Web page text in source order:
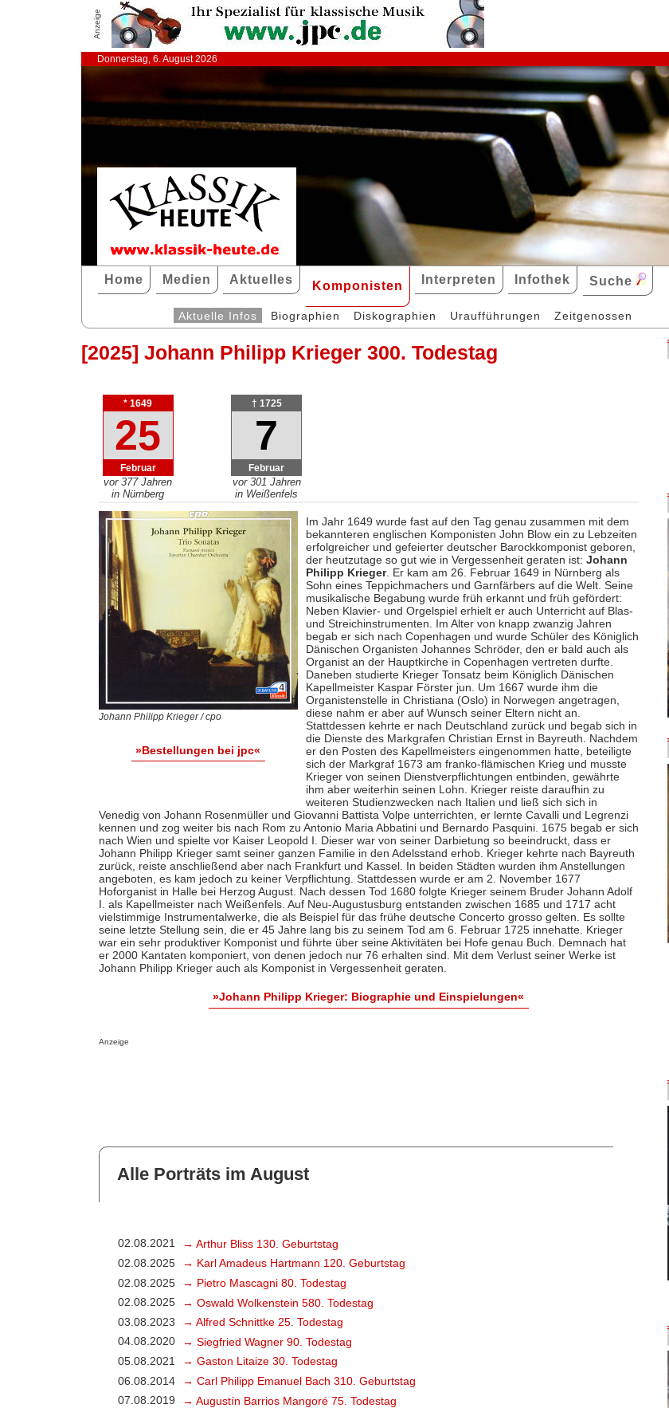
Anzeige
Donnerstag, 6. August 2026
Home Medien Aktuelles Komponisten Interpreten Infothek Suche
Aktuelle Infos Biographien Diskographien Uraufführungen Zeitgenossen
[2025] Johann Philipp Krieger 300. Todestag
* 1649
25
Februar
vor 377 Jahren
in Nürnberg
† 1725
7
Februar
vor 301 Jahren
in Weißenfels
Johann Philipp Krieger / cpo
»Bestellungen bei jpc«
Im Jahr 1649 wurde fast auf den Tag genau zusammen mit dem
bekannteren englischen Komponisten John Blow ein zu Lebzeiten
erfolgreicher und gefeierter deutscher Barockkomponist geboren,
der heutzutage so gut wie in Vergessenheit geraten ist: Johann
Philipp Krieger. Er kam am 26. Februar 1649 in Nürnberg als
Sohn eines Teppichmachers und Garnfärbers auf die Welt. Seine
musikalische Begabung wurde früh erkannt und früh gefördert:
Neben Klavier- und Orgelspiel erhielt er auch Unterricht auf Blas-
und Streichinstrumenten. Im Alter von knapp zwanzig Jahren
begab er sich nach Copenhagen und wurde Schüler des Königlich
Dänischen Organisten Johannes Schröder, den er bald auch als
Organist an der Hauptkirche in Copenhagen vertreten durfte.
Daneben studierte Krieger Tonsatz beim Königlich Dänischen
Kapellmeister Kaspar Förster jun. Um 1667 wurde ihm die
Organistenstelle in Christiana (Oslo) in Norwegen angetragen,
diese nahm er aber auf Wunsch seiner Eltern nicht an.
Stattdessen kehrte er nach Deutschland zurück und begab sich in
die Dienste des Markgrafen Christian Ernst in Bayreuth. Nachdem
er den Posten des Kapellmeisters eingenommen hatte, beteiligte
sich der Markgraf 1673 am franko-flämischen Krieg und musste
Krieger von seinen Dienstverpflichtungen entbinden, gewährte
ihm aber weiterhin seinen Lohn. Krieger reiste daraufhin zu
weiteren Studienzwecken nach Italien und ließ sich sich in
Venedig von Johann Rosenmüller und Giovanni Battista Volpe unterrichten, er lernte Cavalli und Legrenzi
kennen und zog weiter bis nach Rom zu Antonio Maria Abbatini und Bernardo Pasquini. 1675 begab er sich
nach Wien und spielte vor Kaiser Leopold I. Dieser war von seiner Darbietung so beeindruckt, dass er
Johann Philipp Krieger samt seiner ganzen Familie in den Adelsstand erhob. Krieger kehrte nach Bayreuth
zurück, reiste anschließend aber nach Frankfurt und Kassel. In beiden Städten wurden ihm Anstellungen
angeboten, es kam jedoch zu keiner Verpflichtung. Stattdessen wurde er am 2. November 1677
Hoforganist in Halle bei Herzog August. Nach dessen Tod 1680 folgte Krieger seinem Bruder Johann Adolf
I. als Kapellmeister nach Weißenfels. Auf Neu-Augustusburg entstanden zwischen 1685 und 1717 acht
vielstimmige Instrumentalwerke, die als Beispiel für das frühe deutsche Concerto grosso gelten. Es sollte
seine letzte Stellung sein, die er 45 Jahre lang bis zu seinem Tod am 6. Februar 1725 innehatte. Krieger
war ein sehr produktiver Komponist und führte über seine Aktivitäten bei Hofe genau Buch. Demnach hat
er 2000 Kantaten komponiert, von denen jedoch nur 76 erhalten sind. Mit dem Verlust seiner Werke ist
Johann Philipp Krieger auch als Komponist in Vergessenheit geraten.
»Johann Philipp Krieger: Biographie und Einspielungen«
Anzeige
Alle Porträts im August
02.08.2021
→ Arthur Bliss 130. Geburtstag
02.08.2025
→ Karl Amadeus Hartmann 120. Geburtstag
02.08.2025
→ Pietro Mascagni 80. Todestag
02.08.2025
→ Oswald Wolkenstein 580. Todestag
03.08.2023
→ Alfred Schnittke 25. Todestag
04.08.2020
→ Siegfried Wagner 90. Todestag
05.08.2021
→ Gaston Litaize 30. Todestag
06.08.2014
→ Carl Philipp Emanuel Bach 310. Geburtstag
07.08.2019
→ Augustín Barrios Mangoré 75. Todestag